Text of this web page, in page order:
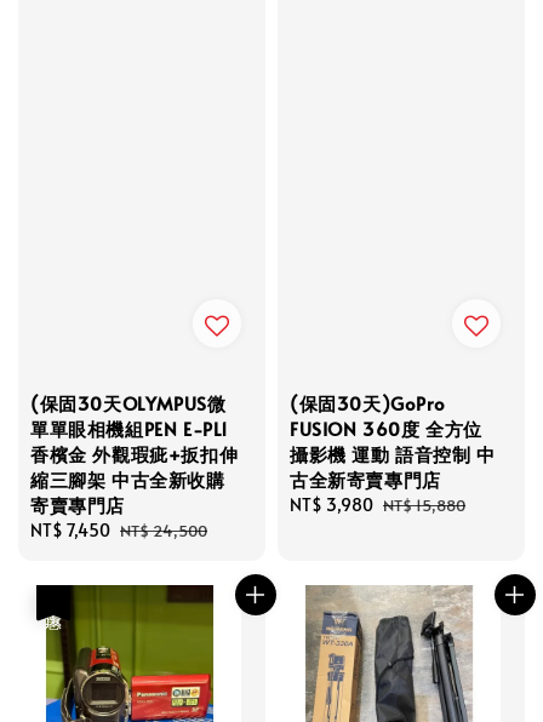
(保固30天OLYMPUS微
單單眼相機組PEN E-PL1
香檳金 外觀瑕疵+扳扣伸
縮三腳架 中古全新收購
寄賣專門店
Sale
NT$ 7,450 Regular
NT$ 24,500
(保固30天)GoPro
FUSION 360度 全方位
攝影機 運動 語音控制 中
古全新寄賣專門店
Sale
NT$ 3,980 Regular
NT$ 15,880